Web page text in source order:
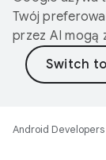
Twój
przez AI mogą
Android Developers